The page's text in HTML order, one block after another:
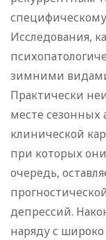
Исследования,
зимними
Практически
месте сезонных
клинической
при которых
очередь,
депрессий.
наряду с